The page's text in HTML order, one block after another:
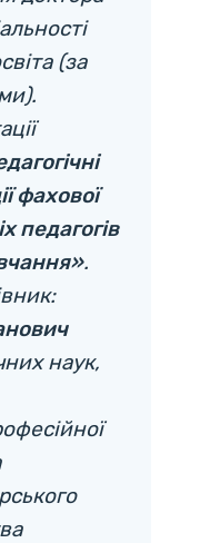
(за
фахової
педагогів
.
наук,